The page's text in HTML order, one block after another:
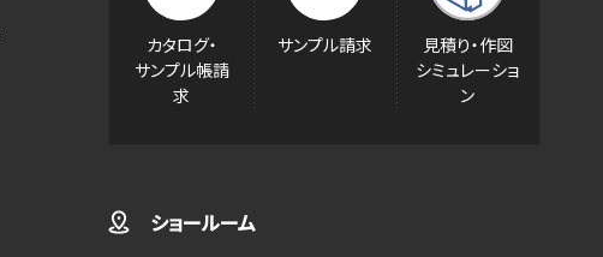
カタログ・
サンプル帳請
求
サンプル請求
見積り・作図
シミュレーショ
ン
ショールーム